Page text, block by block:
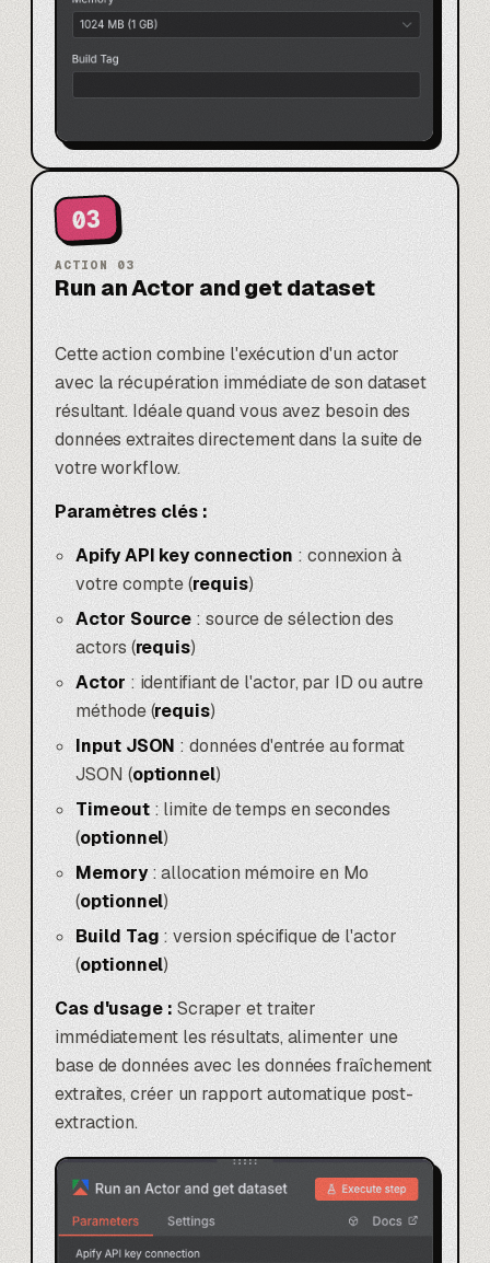
03
ACTION 03
Run an Actor and get dataset
Cette action combine l'exécution d'un actor
avec la récupération immédiate de son dataset
résultant. Idéale quand vous avez besoin des
données extraites directement dans la suite de
votre workflow.
Paramètres clés :
Apify API key connection : connexion à
votre compte (requis)
Actor Source : source de sélection des
actors (requis)
Actor: identifiant de l'actor, par ID ou autre
méthode (requis)
Input JSON : données d'entrée au format
JSON (optionnel)
Timeout: limite de temps en secondes
(optionnel)
Memory: allocation mémoire en Mo
(optionnel)
Build Tag : version spécifique de l'actor
(optionnel)
Cas d'usage : Scraper et traiter
immédiatement les résultats, alimenter une
base de données avec les données fraîchement
extraites, créer un rapport automatique post-
extraction.